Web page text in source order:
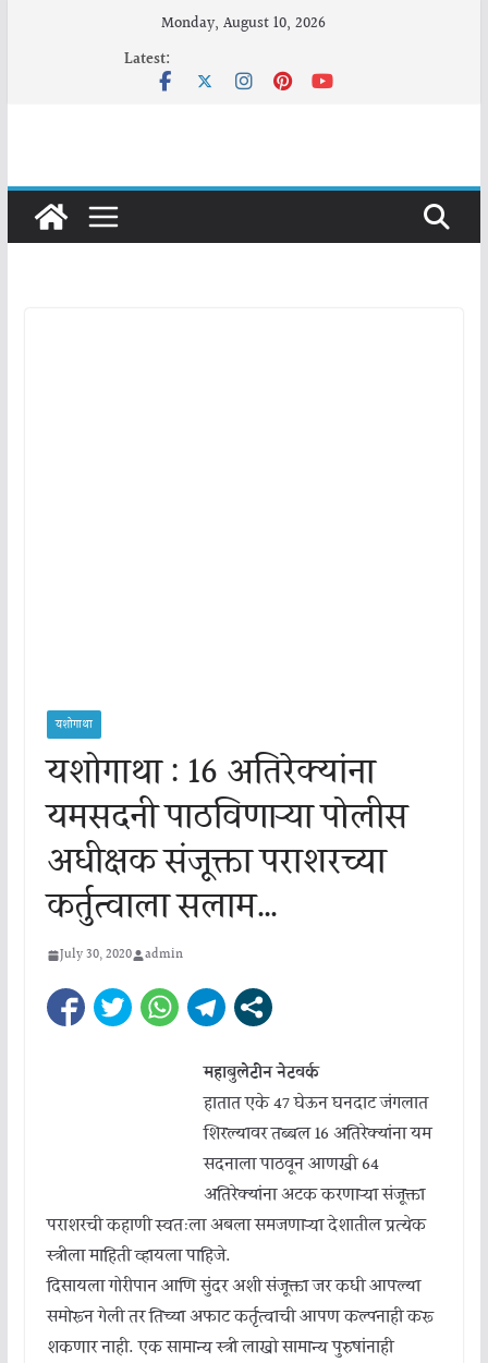
Monday, August 10, 2026
Latest:
यशोगाथा
यशोगाथा : 16 अतिरेक्यांना
यमसदनी पाठविणाऱ्या पोलीस
अधीक्षक संजूक्ता पराशरच्या
कर्तुत्वाला सलाम…
July 30, 2020 admin
महाबुलेटीन नेटवर्क
हातात एके 47 घेऊन घनदाट जंगलात
शिरल्यावर तब्बल 16 अतिरेक्यांना यम
सदनाला पाठवून आणखी 64
अतिरेक्यांना अटक करणाऱ्या संजूक्ता
पराशरची कहाणी स्वतःला अबला समजणाऱ्या देशातील प्रत्येक
स्त्रीला माहिती व्हायला पाहिजे.
दिसायला गोरीपान आणि सुंदर अशी संजूक्ता जर कधी आपल्या
समोरून गेली तर तिच्या अफाट कर्तृत्वाची आपण कल्पनाही करू
शकणार नाही. एक सामान्य स्त्री लाखो सामान्य पुरुषांनाही